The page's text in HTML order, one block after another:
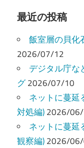
ナ
ビ
ゲ
ー
シ
ョ
ン
最近の投稿
飯室層の貝化
2026/07/12
デジタル庁な
グ2026/07/10
ネットに蔓延
対処編)2026/
ネットに蔓延
観察編)2026/